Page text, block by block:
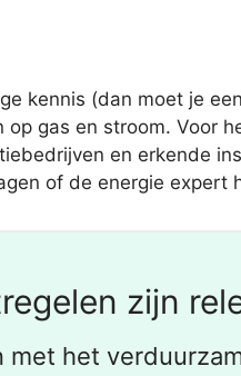
kennis (dan moet je
gas en stroom. Voor
en erkende
of de energie expert
zijn
het